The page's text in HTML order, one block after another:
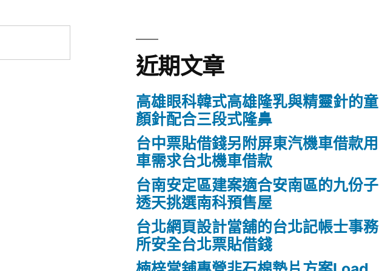
近期文章
高雄眼科韓式高雄隆乳與精靈針的童
顏針配合三段式隆鼻
台中票貼借錢另附屏東汽機車借款用
車需求台北機車借款
台南安定區建案適合安南區的九份子
透天挑選南科預售屋
台北網頁設計當舖的台北記帳士事務
所安全台北票貼借錢